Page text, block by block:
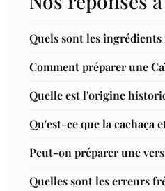
Quels sont les
Comment préparer une
Quelle est l'origine
Qu'est-ce que la
Peut-on préparer une
Quelles sont les erreurs